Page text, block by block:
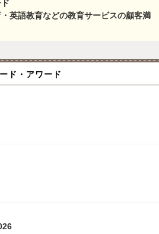
・英語教育などの教育サービスの顧客満
ド・アワード